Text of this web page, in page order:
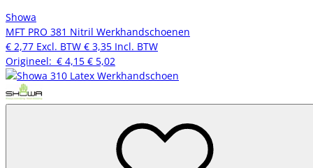
Showa
MFT PRO 381 Nitril Werkhandschoenen
€ 2,77 Excl. BTW € 3,35 Incl. BTW
Origineel: € 4,15 € 5,02